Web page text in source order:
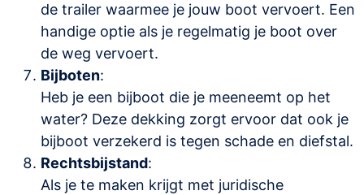
de trailer waarmee je jouw boot vervoert. Een
handige optie als je regelmatig je boot over
de weg vervoert.
Bijboten:
Heb je een bijboot die je meeneemt op het
water? Deze dekking zorgt ervoor dat ook je
bijboot verzekerd is tegen schade en diefstal.
Rechtsbijstand:
Als je te maken krijgt met juridische